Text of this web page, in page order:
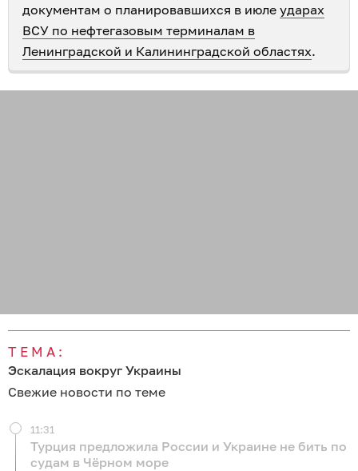
документам о планировавшихся в июле ударах
ВСУ по нефтегазовым терминалам в
Ленинградской и Калининградской областях.
ТЕМА:
Эскалация вокруг Украины
Свежие новости по теме
Турция предложила России и Украине не бить по
судам в Чёрном море
11:31